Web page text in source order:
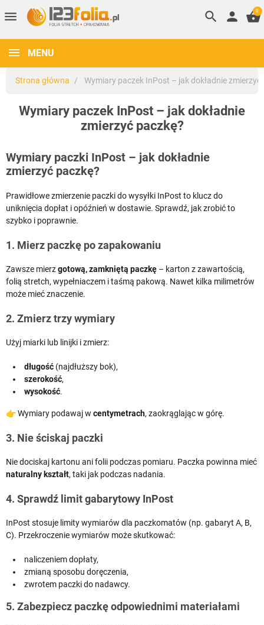
menu search person shopping_basket
0
MENU
Strona główna Wymiary paczek InPost – jak dokładnie zmierzyć
Wymiary paczek InPost – jak dokładnie
zmierzyć paczkę?
Wymiary paczki InPost – jak dokładnie
zmierzyć paczkę?
Prawidłowe zmierzenie paczki do wysyłki InPost to klucz do
uniknięcia dopłat i opóźnień w dostawie. Sprawdź, jak zrobić to
szybko i poprawnie.
1. Mierz paczkę po zapakowaniu
Zawsze mierzgotową, zamkniętą paczkę – karton z zawartością,
folią stretch, wypełniaczem i taśmą pakową. Nawet kilka milimetrów
może mieć znaczenie.
2. Zmierz trzy wymiary
Użyj miarki lub linijki i zmierz:
długość (najdłuższy bok),
szerokość,
wysokość.
👉 Wymiary podawaj w centymetrach, zaokrąglając w górę.
3. Nie ściskaj paczki
Nie dociskaj kartonu ani folii podczas pomiaru. Paczka powinna mieć
naturalny kształt, taki jak podczas nadania.
4. Sprawdź limit gabarytowy InPost
InPost stosuje limity wymiarów dla paczkomatów (np. gabaryt A, B,
C). Przekroczenie wymiarów może skutkować:
naliczeniem dopłaty,
zmianą sposobu doręczenia,
zwrotem paczki do nadawcy.
5. Zabezpiecz paczkę odpowiednimi materiałami